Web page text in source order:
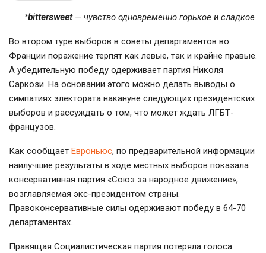
*bittersweet — чувство одновременно горькое и сладкое
Во втором туре выборов в советы департаментов во
Франции поражение терпят как левые, так и крайне правые.
А убедительную победу одерживает партия Николя
Саркози. На основании этого можно делать выводы о
симпатиях электората накануне следующих президентских
выборов и рассуждать о том, что может ждать ЛГБТ-
французов.
Как сообщает Евроньюс, по предварительной информации
наилучшие результаты в ходе местных выборов показала
консервативная партия «Союз за народное движение»,
возглавляемая экс-президентом страны.
Правоконсервативные силы одерживают победу в 64-70
департаментах.
Правящая Социалистическая партия потеряла голоса